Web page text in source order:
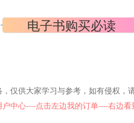
电子书购买必读
仅供大家学习与参考，如有侵权，
中心----点击左边我的订单----右边